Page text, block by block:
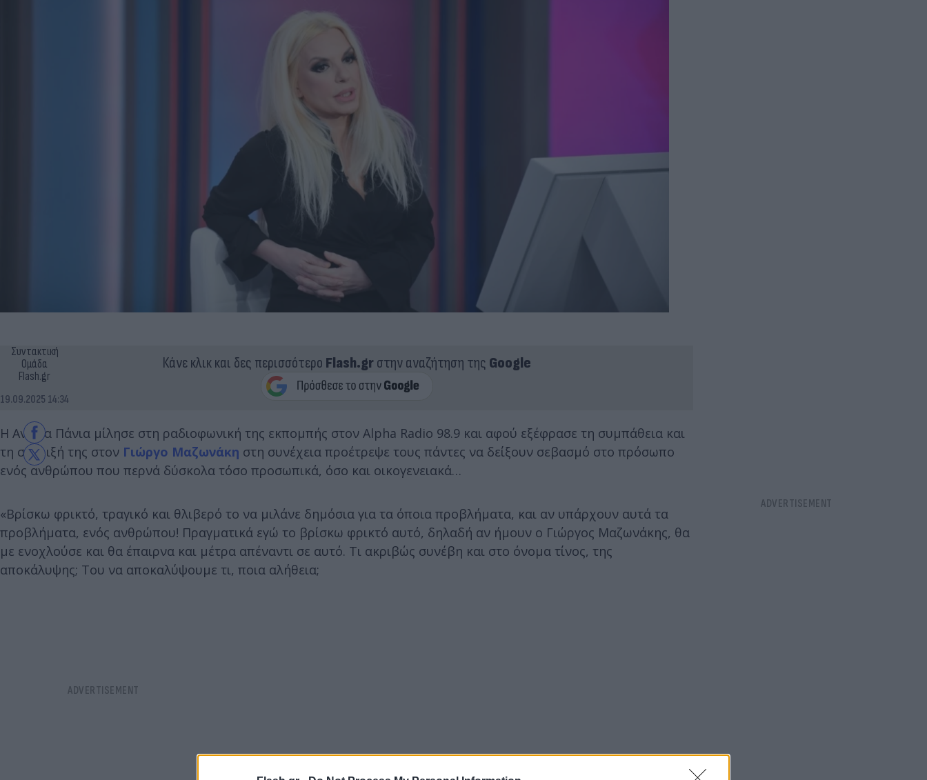
Συντακτική
Ομάδα
Flash.gr
19.09.2025 14:34
Κάνε κλικ και δες περισσότερο Flash.grστην αναζήτηση της Google
Η Αννίτα Πάνια μίλησε στη ραδιοφωνική της εκπομπής στον Alpha Radio 98.9 και αφού εξέφρασε τη συμπάθεια και
τη στήριξή της στον Γιώργο Μαζωνάκη στη συνέχεια προέτρεψε τους πάντες να δείξουν σεβασμό στο πρόσωπο
ενός ανθρώπου που περνά δύσκολα τόσο προσωπικά, όσο και οικογενειακά…
«Βρίσκω φρικτό, τραγικό και θλιβερό το να μιλάνε δημόσια για τα όποια προβλήματα, και αν υπάρχουν αυτά τα
προβλήματα, ενός ανθρώπου! Πραγματικά εγώ το βρίσκω φρικτό αυτό, δηλαδή αν ήμουν ο Γιώργος Μαζωνάκης, θα
με ενοχλούσε και θα έπαιρνα και μέτρα απέναντι σε αυτό. Τι ακριβώς συνέβη και στο όνομα τίνος, της
αποκάλυψης; Του να αποκαλύψουμε τι, ποια αλήθεια;